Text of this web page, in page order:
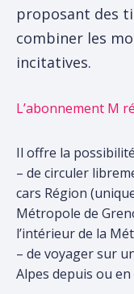
COMITÉS LOCAUX
POLITIQUE DE
votre
proposant des
combiner les
incitatives.
L’abonnement M
Il offre la
– de circuler
cars Région
Métropole de
l’intérieur de la
– de voyager sur
Alpes depuis ou